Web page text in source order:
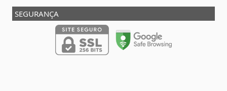
SEGURANÇA